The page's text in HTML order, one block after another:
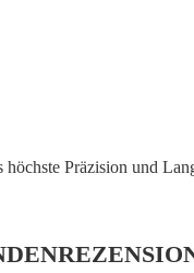
Präzision und